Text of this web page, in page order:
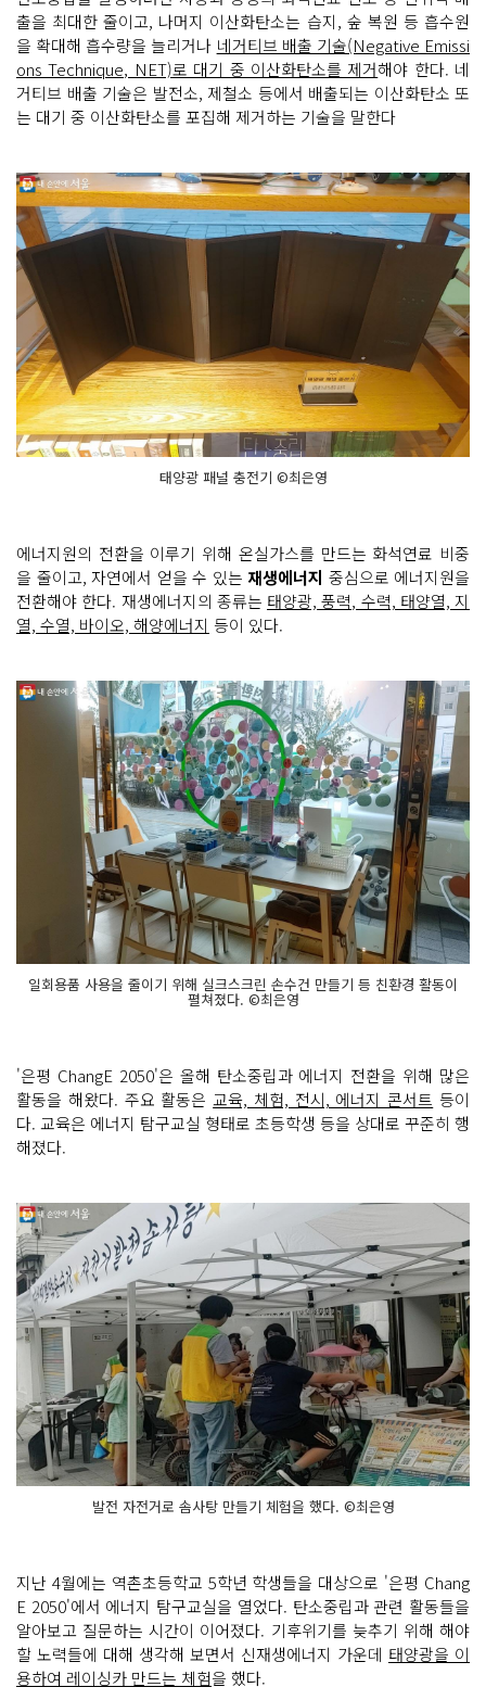
출을 최대한 줄이고, 나머지 이산화탄소는 습지, 숲 복원 등 흡수원
을 확대해 흡수량을 늘리거나 네거티브 배출 기술(Negative Emissi
ons Technique, NET)로 대기 중 이산화탄소를 제거해야 한다. 네
거티브 배출 기술은 발전소, 제철소 등에서 배출되는 이산화탄소 또
는 대기 중 이산화탄소를 포집해 제거하는 기술을 말한다
태양광 패널 충전기 ©최은영
에너지원의 전환을 이루기 위해 온실가스를 만드는 화석연료 비중
을 줄이고, 자연에서 얻을 수 있는 재생에너지 중심으로 에너지원을
전환해야 한다. 재생에너지의 종류는 태양광, 풍력, 수력, 태양열, 지
열, 수열, 바이오, 해양에너지 등이 있다.
일회용품 사용을 줄이기 위해 실크스크린 손수건 만들기 등 친환경 활동이
펼쳐졌다. ©최은영
'은평 ChangE 2050'은 올해 탄소중립과 에너지 전환을 위해 많은
활동을 해왔다. 주요 활동은교육, 체험, 전시, 에너지 콘서트 등이
다. 교육은 에너지 탐구교실 형태로 초등학생 등을 상대로 꾸준히 행
해졌다.
발전 자전거로 솜사탕 만들기 체험을 했다. ©최은영
지난 4월에는 역촌초등학교 5학년 학생들을 대상으로 '은평 Chang
E 2050'에서 에너지 탐구교실을 열었다. 탄소중립과 관련 활동들을
알아보고 질문하는 시간이 이어졌다. 기후위기를 늦추기 위해 해야
할 노력들에 대해 생각해 보면서 신재생에너지 가운데 태양광을 이
용하여 레이싱카 만드는 체험을 했다.